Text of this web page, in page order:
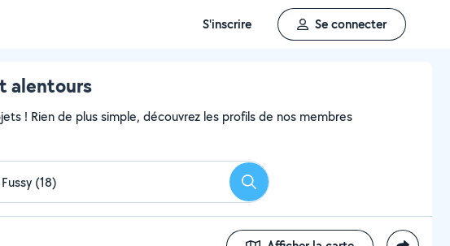
S'inscrire Se connecter
alentours
! Rien de plus simple, découvrez les profils de nos membres
Rechercher